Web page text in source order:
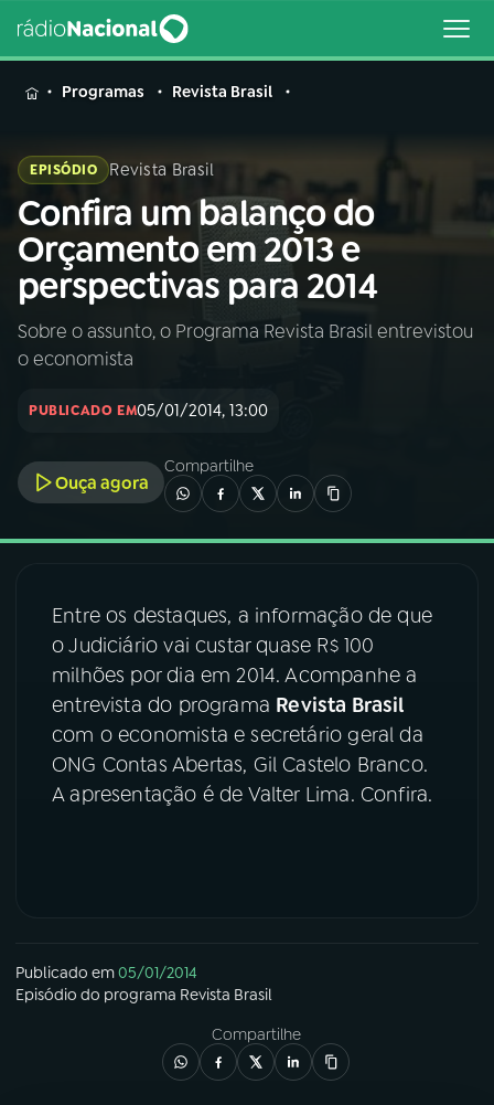
MENU
Buscar
na
Rádio
Nacional
Buscar
AO VIVO
INÍCIO
A RÁDIO
03PROGRAMAÇÃO
04PROGRAMAS
PODCASTS
06VIDEOCASTS
ACOMPANHE A RÁDIO NACIONAL
Facebook
Programas Revista Brasil
EPISÓDIO Revista Brasil
Confira um balanço do
Orçamento em 2013 e
perspectivas para 2014
Sobre o assunto, o Programa Revista Brasil entrevistou
o economista
PUBLICADO EM05/01/2014, 13:00
Ouça agora
Compartilhe
Entre os destaques, a informação de que
o Judiciário vai custar quase R$ 100
milhões por dia em 2014. Acompanhe a
entrevista do programa Revista Brasil
com o economista e secretário geral da
ONG Contas Abertas, Gil Castelo Branco.
A apresentação é de Valter Lima. Confira.
Publicado em05/01/2014
Episódio do programa Revista Brasil
Compartilhe